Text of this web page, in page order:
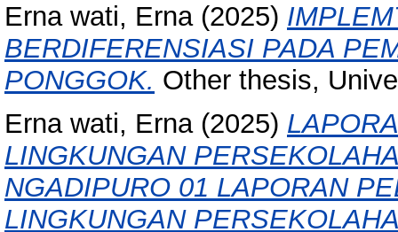
Erna wati, Erna(2025)
BERDIFERENSIASI PADA
PONGGOK. Other thesis,
Erna wati, Erna(2025)
LINGKUNGAN
NGADIPURO 01 LAPORAN
LINGKUNGAN